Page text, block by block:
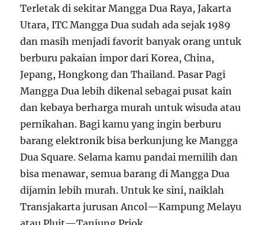
Terletak di sekitar Mangga Dua Raya, Jakarta
Utara, ITC Mangga Dua sudah ada sejak 1989
dan masih menjadi favorit banyak orang untuk
berburu pakaian impor dari Korea, China,
Jepang, Hongkong dan Thailand. Pasar Pagi
Mangga Dua lebih dikenal sebagai pusat kain
dan kebaya berharga murah untuk wisuda atau
pernikahan. Bagi kamu yang ingin berburu
barang elektronik bisa berkunjung ke Mangga
Dua Square. Selama kamu pandai memilih dan
bisa menawar, semua barang di Mangga Dua
dijamin lebih murah. Untuk ke sini, naiklah
Transjakarta jurusan Ancol—Kampung Melayu